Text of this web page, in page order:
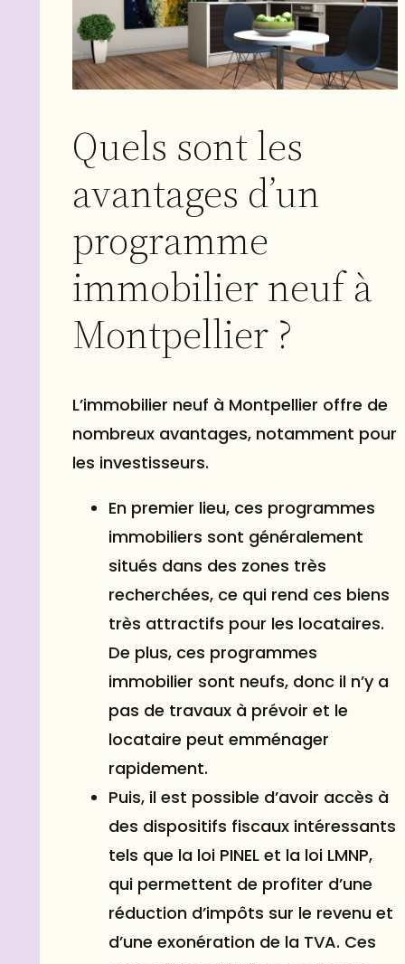
Quels sont les
avantages d’un
programme
immobilier neuf à
Montpellier ?
L’immobilier neuf à Montpellier offre de
nombreux avantages, notamment pour
les investisseurs.
En premier lieu, ces programmes
immobiliers sont généralement
situés dans des zones très
recherchées, ce qui rend ces biens
très attractifs pour les locataires.
De plus, ces programmes
immobilier sont neufs, donc il n’y a
pas de travaux à prévoir et le
locataire peut emménager
rapidement.
Puis, il est possible d’avoir accès à
des dispositifs fiscaux intéressants
tels que la loi PINEL et la loi LMNP,
qui permettent de profiter d’une
réduction d’impôts sur le revenu et
d’une exonération de la TVA. Ces